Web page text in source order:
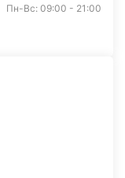
Пн-Вс: 09:00 - 21:00